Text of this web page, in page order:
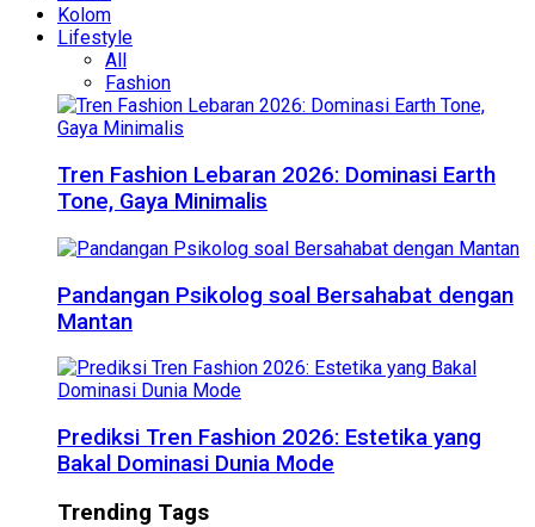
Kolom
Lifestyle
All
Fashion
Tren Fashion Lebaran 2026: Dominasi Earth
Tone, Gaya Minimalis
Pandangan Psikolog soal Bersahabat dengan
Mantan
Prediksi Tren Fashion 2026: Estetika yang
Bakal Dominasi Dunia Mode
Trending Tags